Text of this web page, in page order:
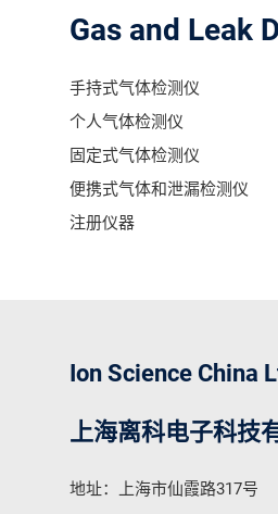
Gas and Leak
手持式气体检测仪
个人气体检测仪
固定式气体检测仪
便携式气体和泄漏检测仪
注册仪器
Ion Science China
上海离科电子科技
地址：上海市仙霞路317号